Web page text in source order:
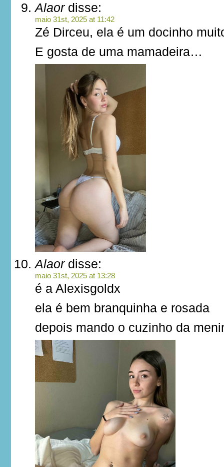
Alaordisse:
maio 31st, 2025 at 11:42
Zé Dirceu, ela é um docinho
E gosta de uma mamadeira…
Alaordisse:
maio 31st, 2025 at 13:28
é a Alexisgoldx
ela é bem branquinha e rosada
depois mando o cuzinho da